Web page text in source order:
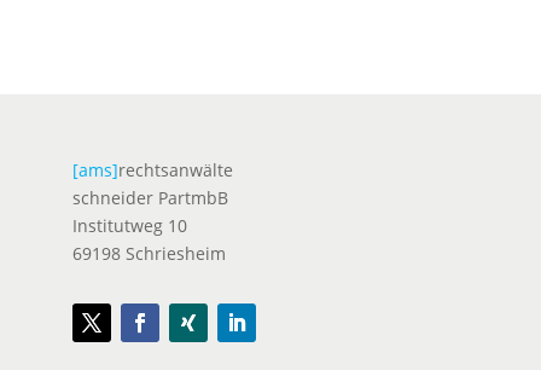
[ams]rechtsanwälte
schneider PartmbB
Institutweg 10
69198 Schriesheim